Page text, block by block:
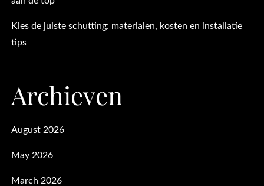
Kies de juiste schutting: materialen, kosten en installatie
tips
Archieven
August 2026
May 2026
March 2026